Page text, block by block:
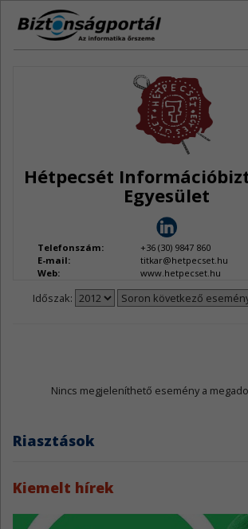
Hétpecsét
Egyesület
Telefonszám:
+36 (30) 9847 860
E-mail:
titkar@hetpecset.hu
Web:
www.hetpecset.hu
Időszak:
Nincs megjeleníthető esemény a
Riasztások
Kiemelt hírek